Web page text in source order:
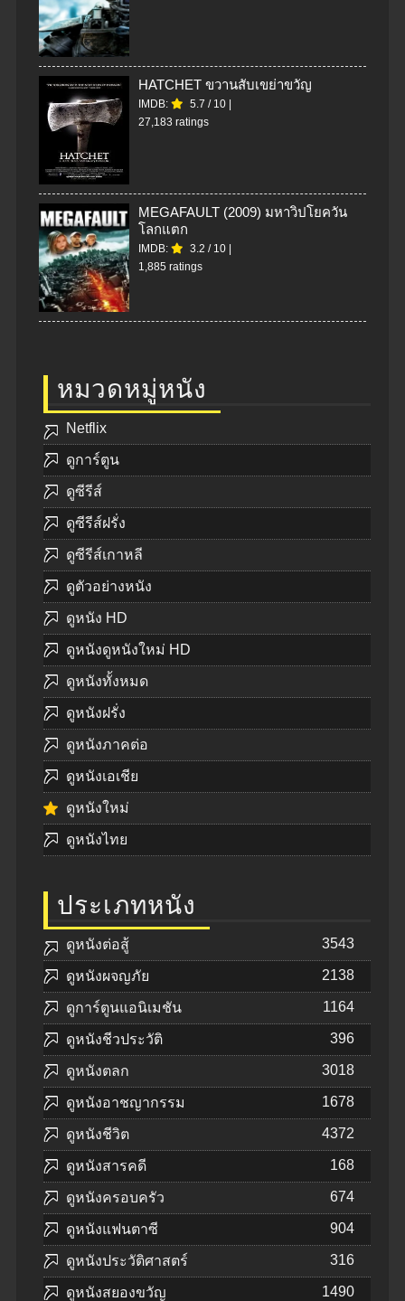
HATCHET ขวานสับเขย่าขวัญ
IMDB: 5.7 / 10 |
27,183 ratings
MEGAFAULT (2009) มหาวิปโยควัน
โลกแตก
IMDB: 3.2 / 10 |
1,885 ratings
หมวดหมู่หนัง
Netflix
ดูการ์ตูน
ดูซีรีส์
ดูซีรีส์ฝรั่ง
ดูซีรีส์เกาหลี
ดูตัวอย่างหนัง
ดูหนัง HD
ดูหนังดูหนังใหม่ HD
ดูหนังทั้งหมด
ดูหนังฝรั่ง
ดูหนังภาคต่อ
ดูหนังเอเชีย
ดูหนังใหม่
ดูหนังไทย
ประเภทหนัง
ดูหนังต่อสู้ 3543
ดูหนังผจญภัย 2138
ดูการ์ตูนแอนิเมชัน 1164
ดูหนังชีวประวัติ 396
ดูหนังตลก 3018
ดูหนังอาชญากรรม 1678
ดูหนังชีวิต 4372
ดูหนังสารคดี 168
ดูหนังครอบครัว 674
ดูหนังแฟนตาซี 904
ดูหนังประวัติศาสตร์ 316
ดูหนังสยองขวัญ 1490